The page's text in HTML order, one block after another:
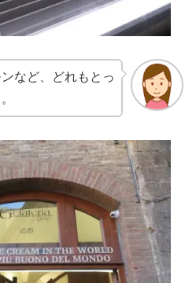
など、どれもとっ